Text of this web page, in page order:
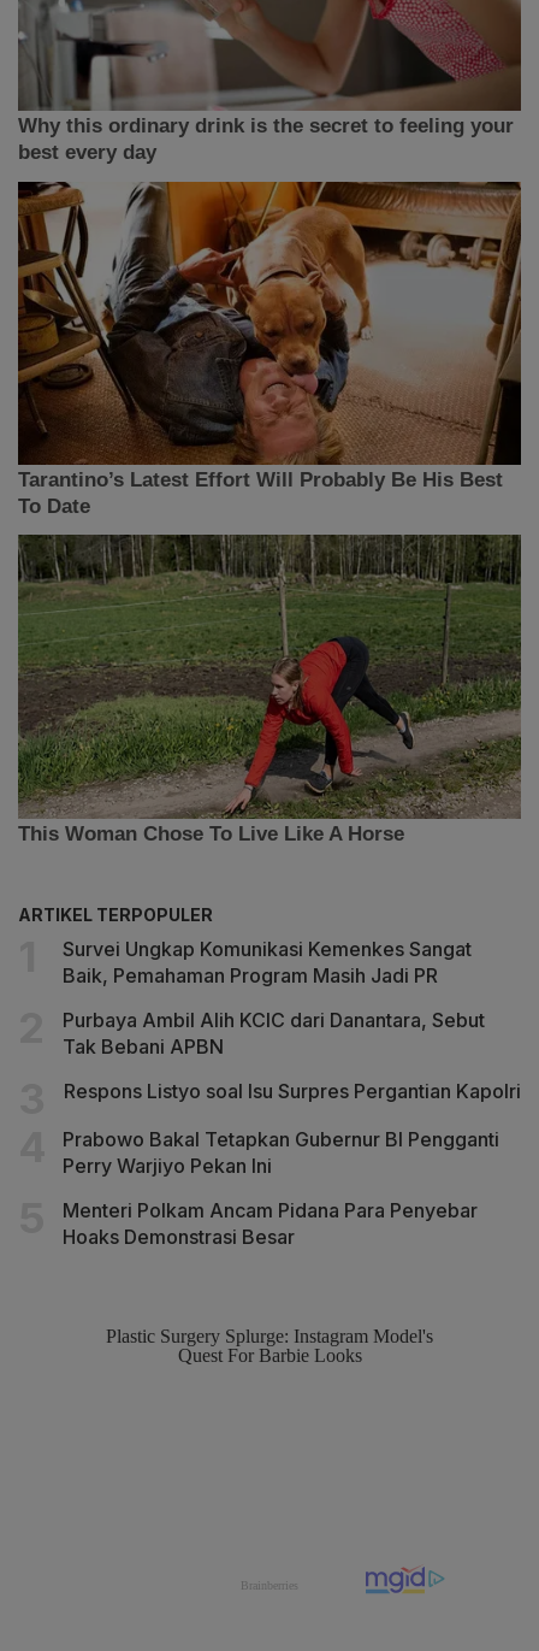
ARTIKEL TERPOPULER
Survei Ungkap Komunikasi Kemenkes Sangat
Baik, Pemahaman Program Masih Jadi PR
Purbaya Ambil Alih KCIC dari Danantara, Sebut
Tak Bebani APBN
Respons Listyo soal Isu Surpres Pergantian Kapolri
Prabowo Bakal Tetapkan Gubernur BI Pengganti
Perry Warjiyo Pekan Ini
Menteri Polkam Ancam Pidana Para Penyebar
Hoaks Demonstrasi Besar